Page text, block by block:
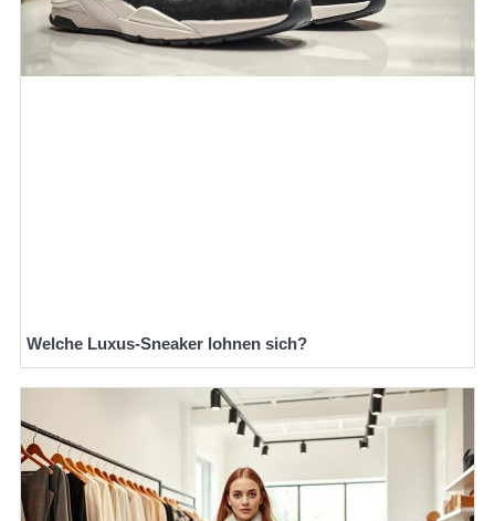
Welche Luxus-Sneaker lohnen sich?